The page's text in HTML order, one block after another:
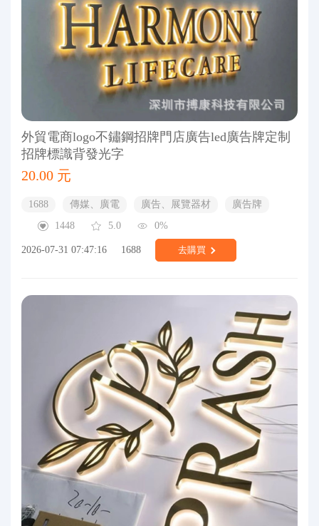
外貿電商logo不鏽鋼招牌門店廣告led廣告牌定制
招牌標識背發光字
20.00 元
1688 傳媒、廣電 廣告、展覽器材
廣告牌
1448
5.0 0%
2026-07-31 07:47:16 1688 去購買